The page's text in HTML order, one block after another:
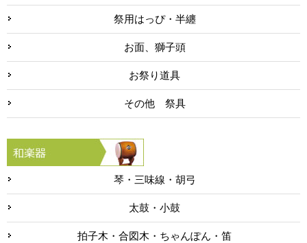
祭用はっぴ・半纏
お面、獅子頭
お祭り道具
その他 祭具
琴・三味線・胡弓
太鼓・小鼓
拍子木・合図木・ちゃんぽん・笛